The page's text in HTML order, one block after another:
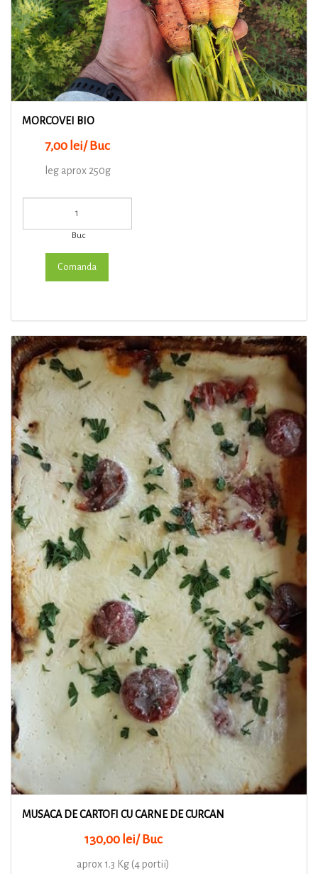
MORCOVEI BIO
7,00 lei/ Buc
leg aprox 250g
Buc
MUSACA DE CARTOFI CU CARNE DE CURCAN
130,00 lei/ Buc
aprox 1.3 Kg (4 portii)